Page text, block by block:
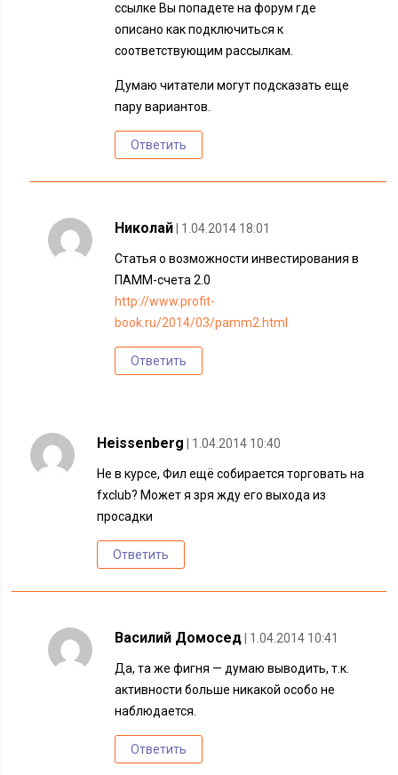
ссылке Вы попадете на форум где
описано как подключиться к
соответствующим рассылкам.
Думаю читатели могут подсказать еще
пару вариантов.
Ответить
Николай | 1.04.2014 18:01
Статья о возможности инвестирования в
ПАММ-счета 2.0
http://www.profit-
book.ru/2014/03/pamm2.html
Ответить
Heissenberg | 1.04.2014 10:40
Не в курсе, Фил ещё собирается торговать на
fxclub? Может я зря жду его выхода из
просадки
Ответить
Василий Домосед | 1.04.2014 10:41
Да, та же фигня — думаю выводить, т.к.
активности больше никакой особо не
наблюдается.
Ответить